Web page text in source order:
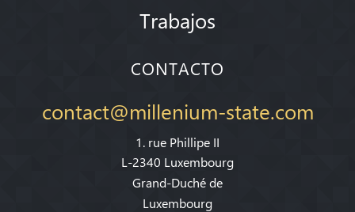
Trabajos
CONTACTO
contact@millenium-state.com
1. rue Phillipe II
L-2340 Luxembourg
Grand-Duché de
Luxembourg